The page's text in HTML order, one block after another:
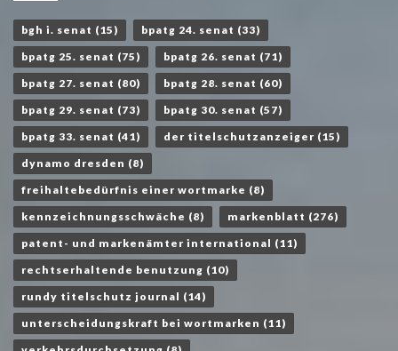
bgh i. senat (15) bpatg 24. senat (33)
bpatg 25. senat (75) bpatg 26. senat (71)
bpatg 27. senat (80) bpatg 28. senat (60)
bpatg 29. senat (73) bpatg 30. senat (57)
bpatg 33. senat (41) der titelschutzanzeiger (15)
dynamo dresden (8)
freihaltebedürfnis einer wortmarke (8)
kennzeichnungsschwäche (8) markenblatt (276)
patent- und markenämter international (11)
rechtserhaltende benutzung (10)
rundy titelschutz journal (14)
unterscheidungskraft bei wortmarken (11)